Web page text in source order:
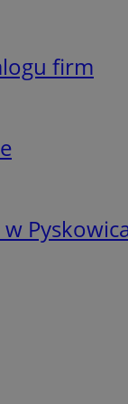
firm